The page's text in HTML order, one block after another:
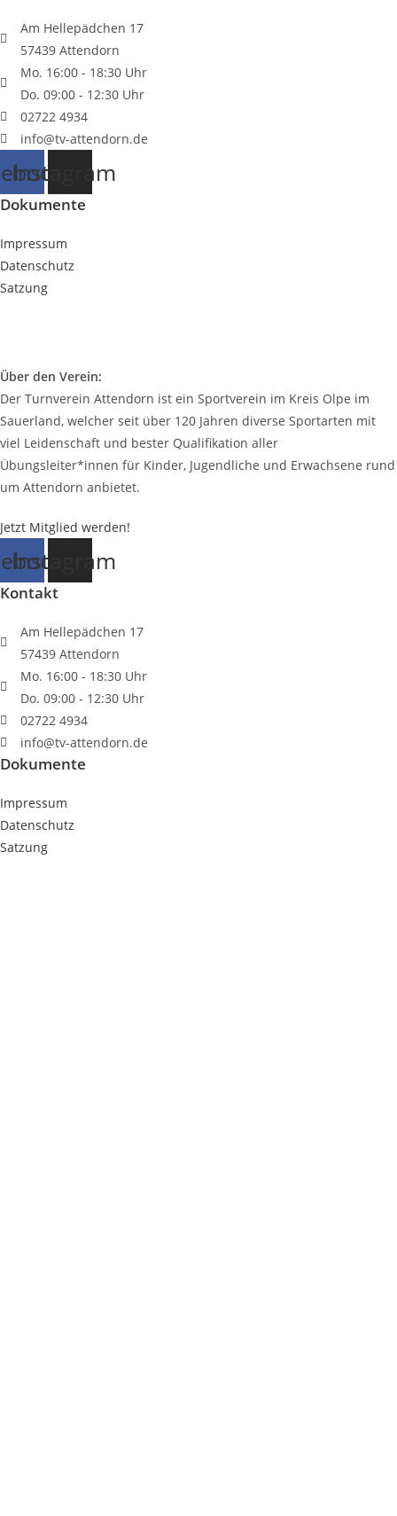
Am Hellepädchen 17
57439 Attendorn
Mo. 16:00 - 18:30 Uhr
Do. 09:00 - 12:30 Uhr
02722 4934
info@tv-attendorn.de
Instagram
Dokumente
Impressum
Datenschutz
Satzung
Über den Verein:
Der Turnverein Attendorn ist ein Sportverein im Kreis Olpe im
Sauerland, welcher seit über 120 Jahren diverse Sportarten mit
viel Leidenschaft und bester Qualifikation aller
Übungsleiter*innen für Kinder, Jugendliche und Erwachsene rund
um Attendorn anbietet.
Jetzt Mitglied werden!
Instagram
Kontakt
Am Hellepädchen 17
57439 Attendorn
Mo. 16:00 - 18:30 Uhr
Do. 09:00 - 12:30 Uhr
02722 4934
info@tv-attendorn.de
Dokumente
Impressum
Datenschutz
Satzung